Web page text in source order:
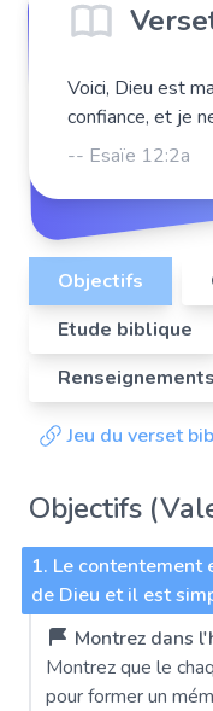
Voici, Dieu est
confiance, et je
-- Esaïe 12:2a
Objectifs
Etude biblique
Jeu du verset
Objectifs
1. Le contentement
de Dieu et il est
Montrez dans
Montrez que le
pour former un